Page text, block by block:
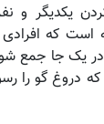
یکدیگر و
است که افرادی
یک جا جمع
دروغ گو را